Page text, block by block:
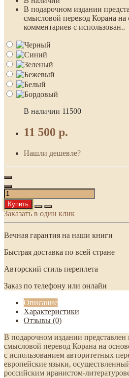
В подарочном издании
смысловой перевод Корана на
комментариев с использован..
В наличии 11500
11 500 р.
Нашли дешевле?
Купить
Заказать в один клик
Вечная гарантия на наши книги
Быстрая доставка по всей стране
Авторский стиль переплета
Заказ по телефону или онлайн
Описание
Характеристики
Отзывы (0)
В подарочном издании
смысловой перевод Корана на
с использованием авторитетных
европейские языки,
российским иранистом-